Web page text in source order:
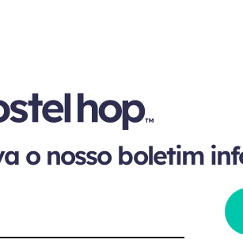
o nosso boletim